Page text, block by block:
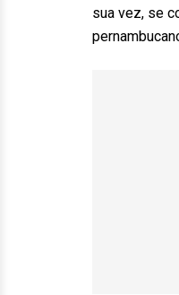
sua vez, se